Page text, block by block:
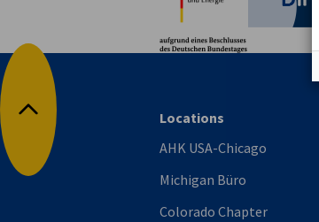
Nach oben
Locations
AHK USA-Chicago
Michigan Büro
Colorado Chapter